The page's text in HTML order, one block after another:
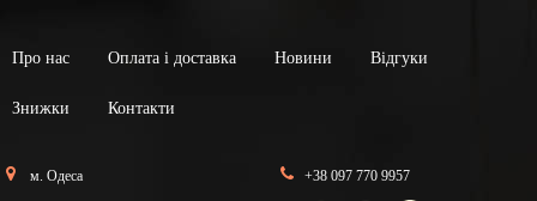
Про нас Оплата і доставка Новини Відгуки
Знижки Контакти
м. Одеса +38 097 770 9957